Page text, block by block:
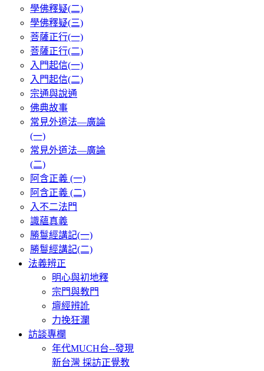
學佛釋疑(二)
學佛釋疑(三)
菩薩正行(一)
菩薩正行(二)
入門起信(一)
入門起信(二)
宗通與說通
佛典故事
常見外道法—廣論
(一)
常見外道法—廣論
(二)
阿含正義 (一)
阿含正義 (二)
入不二法門
識蘊真義
勝鬘經講記(一)
勝鬘經講記(二)
法義辨正
明心與初地釋
宗門與教門
壇經辨訛
力挽狂瀾
訪談專欄
年代MUCH台--發現
新台灣 採訪正覺教